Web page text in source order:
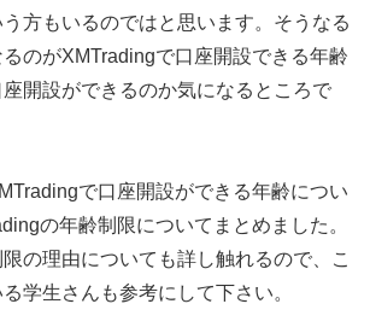
方もいるのではと思います。そうなる
のがXMTradingで口座開設できる年齢
開設ができるのか気になるところで
で口座開設ができる年齢につい
の年齢制限についてまとめました。
の理由についても詳し触れるので、こ
学生さんも参考にして下さい。